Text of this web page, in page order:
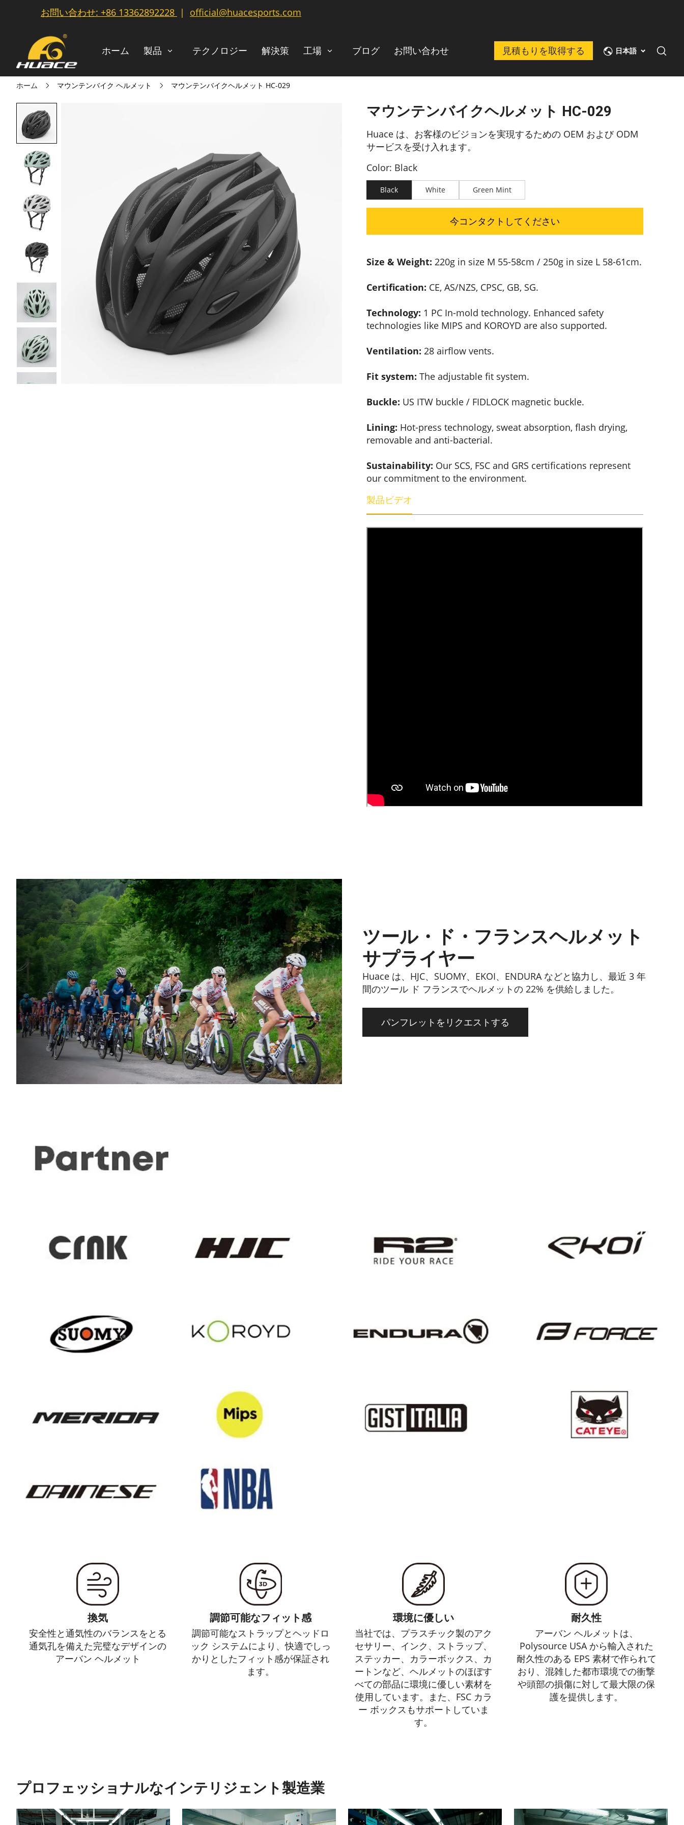
お問い合わせ: +86 13362892228 | official@huacesports.com
ホーム 製品 テクノロジー 解決策 工場 ブログ お問い合わせ 見積もりを取得する 日本語
ホーム マウンテンバイク ヘルメット マウンテンバイクヘルメット HC-029
マウンテンバイクヘルメット HC-029
Huace は、お客様のビジョンを実現するための OEM および ODM
サービスを受け入れます。
Color: Black
Black White Green Mint
今コンタクトしてください
Size & Weight: 220g in size M 55-58cm / 250g in size L 58-61cm.
Certification: CE, AS/NZS, CPSC, GB, SG.
Technology: 1 PC In-mold technology. Enhanced safety
technologies like MIPS and KOROYD are also supported.
Ventilation: 28 airflow vents.
Fit system: The adjustable fit system.
Buckle: US ITW buckle / FIDLOCK magnetic buckle.
Lining: Hot-press technology, sweat absorption, flash drying,
removable and anti-bacterial.
Sustainability: Our SCS, FSC and GRS certifications represent
our commitment to the environment.
製品ビデオ
ツール・ド・フランスヘルメット
サプライヤー
Huace は、HJC、SUOMY、EKOI、ENDURA などと協力し、最近 3 年
間のツール ド フランスでヘルメットの 22% を供給しました。
パンフレットをリクエストする
換気
安全性と通気性のバランスをとる
通気孔を備えた完璧なデザインの
アーバン ヘルメット
調節可能なフィット感
調節可能なストラップとヘッドロ
ック システムにより、快適でしっ
かりとしたフィット感が保証され
ます。
環境に優しい
当社では、プラスチック製のアク
セサリー、インク、ストラップ、
ステッカー、カラーボックス、カ
ートンなど、ヘルメットのほぼす
べての部品に環境に優しい素材を
使用しています。また、FSC カラ
ー ボックスもサポートしていま
す。
耐久性
アーバン ヘルメットは、
Polysource USA から輸入された
耐久性のある EPS 素材で作られて
おり、混雑した都市環境での衝撃
や頭部の損傷に対して最大限の保
護を提供します。
プロフェッショナルなインテリジェント製造業